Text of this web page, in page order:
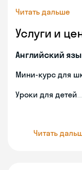
Читать дальше
Услуги и
Английский
Мини-курс для
Уроки для детей
Читать